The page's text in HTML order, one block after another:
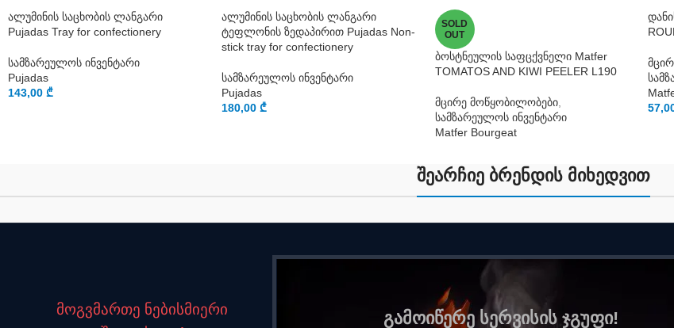
ალუმინის საცხობის ლანგარი
Pujadas Tray for confectionery
სამზარეულოს ინვენტარი
Pujadas
143,00 ₾
ალუმინის საცხობის ლანგარი
ტეფლონის ზედაპირით Pujadas Non-
stick tray for confectionery
სამზარეულოს ინვენტარი
Pujadas
180,00 ₾
SOLD
OUT
ბოსტნეულის საფცქვნელი Matfer
TOMATOS AND KIWI PEELER L190
მცირე მოწყობილობები,
სამზარეულოს ინვენტარი
Matfer Bourgeat
შეარჩიე ბრენდის მიხედვით
მოგვმართე ნებისმიერი
გამოიწერე სერვისის ჯგუფი!